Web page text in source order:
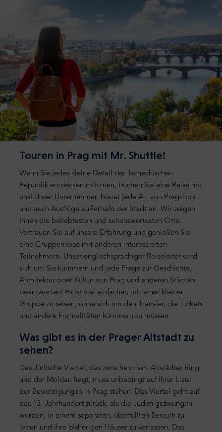
Touren in Prag mit Mr. Shuttle!
Wenn Sie jedes kleine Detail der Tschechischen
Republik entdecken möchten, buchen Sie eine Reise mit
uns! Unser Unternehmen bietet jede Art von Prag-Tour
und auch Ausflüge außerhalb der Stadt an. Wir zeigen
Ihnen die beliebtesten und sehenswertesten Orte.
Vertrauen Sie auf unsere Erfahrung und genießen Sie
eine Gruppenreise mit anderen interessierten
Teilnehmern. Unser englischsprachiger Reiseleiter wird
sich um Sie kümmern und jede Frage zur Geschichte,
Architektur oder Kultur von Prag und anderen Städten
beantworten! Es ist viel einfacher, mit einer kleinen
Gruppe zu reisen, ohne sich um den Transfer, die Tickets
und andere Formalitäten kümmern zu müssen
Was gibt es in der Prager Altstadt zu
sehen?
Das Jüdische Viertel, das zwischen dem Altstädter Ring
und der Moldau liegt, muss unbedingt auf Ihrer Liste
der Besichtigungen in Prag stehen. Das Viertel geht auf
das 13. Jahrhundert zurück, als die Juden gezwungen
wurden, in einem separaten, überfüllten Bereich zu
leben und ihre bisherigen Häuser zu verlassen. Das